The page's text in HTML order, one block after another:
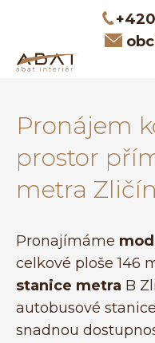
Pronájem
prostor
metra Zličín
Pronajímáme
celkové ploše 146
stanice metra B
autobusové
snadnou